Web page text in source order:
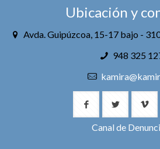
Ubicación y
Avda. Guipúzcoa, 15-17 bajo -
948 325
Canal de